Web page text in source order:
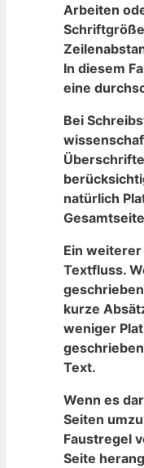
Arbeiten
In diesem‍
eine
Bei
natürlich
Ein
Textfluss.
kurze
weniger
Text.
Wenn⁣ es
Seiten
Faustregel
Seite⁣